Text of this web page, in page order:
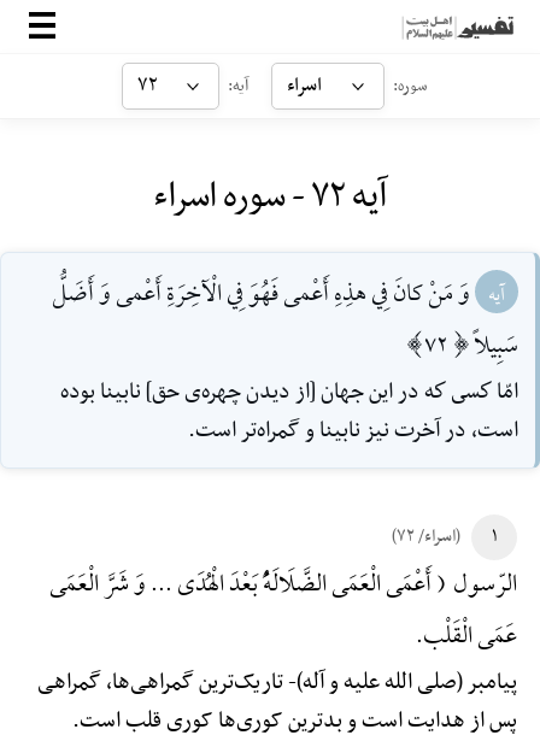
صفحه‌اصلی
سوره: اسراء آیه: ۷۲
آیه ۷۲ - سوره اسراء
آیه وَ مَنْ كانَ فِي هذِهِ أَعْمى فَهُوَ فِي الْآخِرَةِ أَعْمى وَ أَضَلُّ
سَبِيلاً [72]
امّا كسى‌ كه در اين جهان [از ديدن چهره‌ی حق] نابينا بوده‌
است، در آخرت نيز نابينا و گمراه‌تر است.
۱ (اسراء/ ۷۲)
الرّسول ( أَعْمَی الْعَمَی الضَّلَالَهًُْ بَعْدَ الْهُدَی ... وَ شَرَّ الْعَمَی
عَمَی الْقَلْب.
پیامبر (صلی الله علیه و آله)-تاریک‌ترین گمراهی‌ها، گمراهی
پس از هدایت است و بدترین کوری‌ها کوری قلب است.